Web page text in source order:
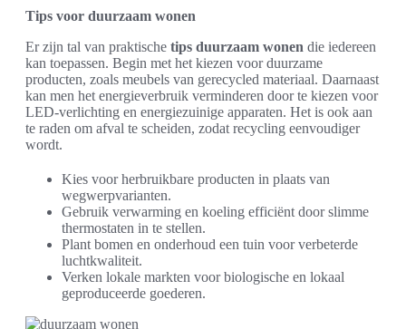
Tips voor duurzaam wonen
Er zijn tal van praktische tips duurzaam wonen die iedereen
kan toepassen. Begin met het kiezen voor duurzame
producten, zoals meubels van gerecycled materiaal. Daarnaast
kan men het energieverbruik verminderen door te kiezen voor
LED-verlichting en energiezuinige apparaten. Het is ook aan
te raden om afval te scheiden, zodat recycling eenvoudiger
wordt.
Kies voor herbruikbare producten in plaats van
wegwerpvarianten.
Gebruik verwarming en koeling efficiënt door slimme
thermostaten in te stellen.
Plant bomen en onderhoud een tuin voor verbeterde
luchtkwaliteit.
Verken lokale markten voor biologische en lokaal
geproduceerde goederen.